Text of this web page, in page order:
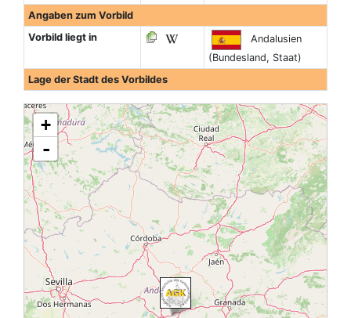
Angaben zum Vorbild
Vorbild liegt in
Andalusien
(Bundesland, Staat)
Lage der Stadt des Vorbildes
+
-